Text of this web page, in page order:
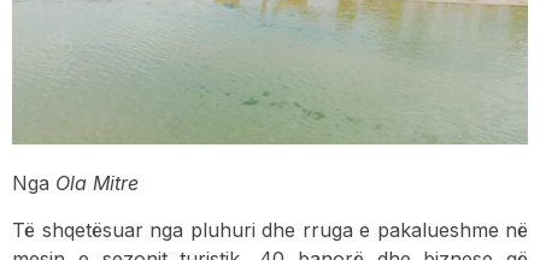
Nga Ola Mitre
Të shqetësuar nga pluhuri dhe rruga e pakalueshme në